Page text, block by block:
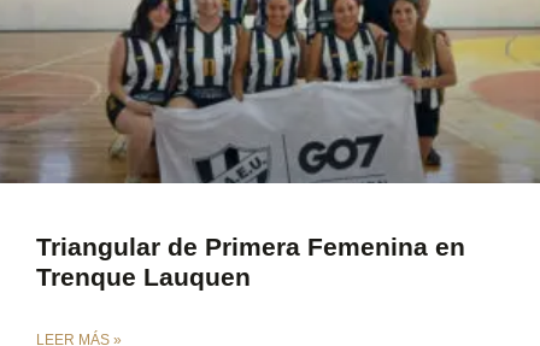
Triangular de Primera Femenina en
Trenque Lauquen
LEER MÁS »